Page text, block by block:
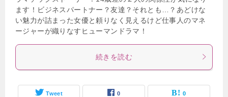
ます！ビジネスパートナー？友達？それとも…？あどけな
い魅力が詰まった女優と頼りなく見えるけど仕事人のマネ
ージャーが織りなすヒューマンドラマ！
続きを読む
Tweet 0 0